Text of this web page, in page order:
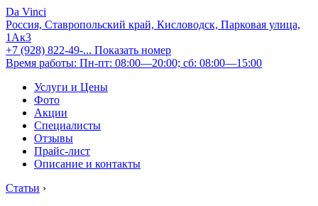
Da Vinci
Россия, Ставропольский край, Кисловодск, Парковая улица,
1Ак3
+7 (928) 822-49-... Показать номер
Время работы: Пн-пт: 08:00—20:00; сб: 08:00—15:00
Услуги и Цены
Фото
Акции
Специалисты
Отзывы
Прайс-лист
Описание и контакты
Статьи ›